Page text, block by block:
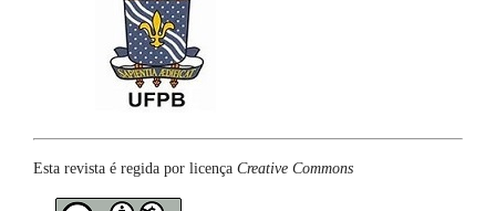
Esta revista é regida por licença Creative Commons